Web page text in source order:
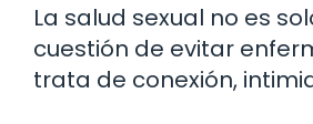
La salud sexual no es
cuestión de evitar
trata de conexión,